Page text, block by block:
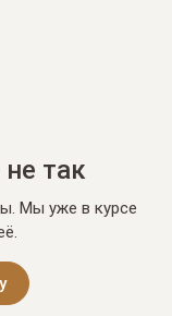
так
Мы уже в курсе